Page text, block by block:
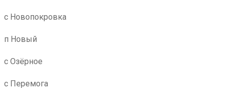
с Новопокровка
п Новый
с Озёрное
с Перемога